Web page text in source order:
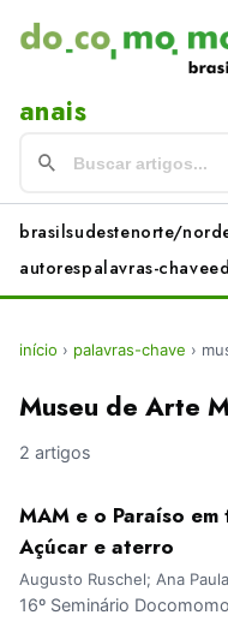
anais
brasilsudestenorte/
autorespalavras-chave
início › palavras-chave ›
Museu de Arte
2 artigos
MAM e o Paraíso
Açúcar e aterro
Augusto Ruschel; Ana
16º Seminário